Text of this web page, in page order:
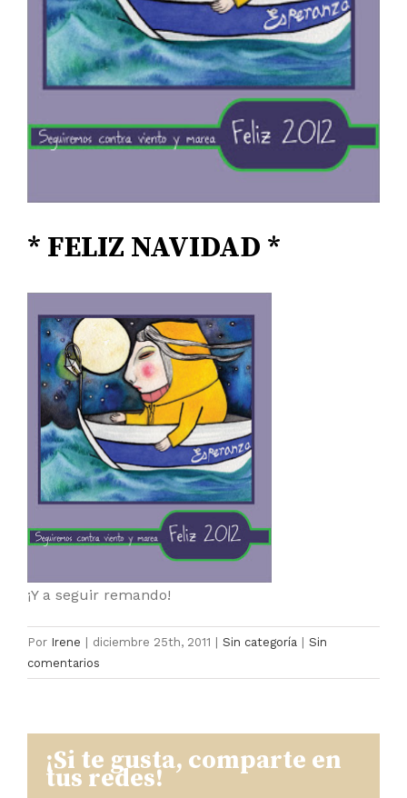
* FELIZ NAVIDAD *
¡Y a seguir remando!
Por Irene | diciembre 25th, 2011 | Sin categoría | Sin
comentarios
¡Si te gusta, comparte en
tus redes!